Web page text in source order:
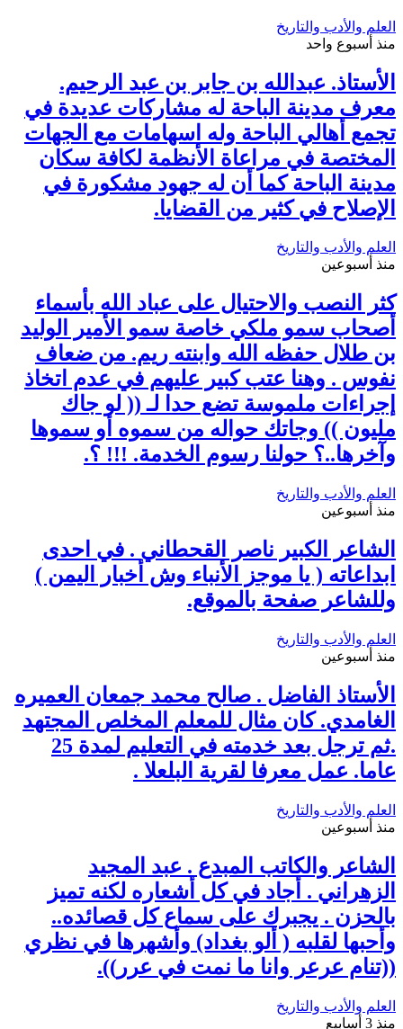
العلم والأدب والتاريخ
منذ أسبوع واحد
الأستاذ. عبدالله بن جابر بن عبد الرحيم.
معرف مدينة الباحة له مشاركات عديدة في
تجمع أهالي الباحة وله اسهامات مع الجهات
المختصة في مراعاة الأنظمة لكافة سكان
مدينة الباحة كما أن له جهود مشكورة في
الإصلاح في كثير من القضايا.
العلم والأدب والتاريخ
منذ أسبوعين
كثر النصب والاحتيال على عباد الله بأسماء
أصحاب سمو ملكي خاصة سمو الأمير الوليد
بن طلال حفظه الله وابنته ريم. من ضعاف
نفوس . وهنا عتب كبير عليهم في عدم اتخاذ
إجراءات ملموسة تضع حدا لـ (( لو جاك
مليون )) وجاتك حواله من سموه أو سموها
وآخرها..؟ حولنا رسوم الخدمة. !!! ؟.
العلم والأدب والتاريخ
منذ أسبوعين
الشاعر الكبير ناصر القحطاني . في احدى
ابداعاته ( يا موجز الأنباء وش أخبار اليمن )
وللشاعر صفحة بالموقع.
العلم والأدب والتاريخ
منذ أسبوعين
الأستاذ الفاضل . صالح محمد جمعان العميره
الغامدي. كان مثال للمعلم المخلص المجتهد
.ثم ترجل بعد خدمته في التعليم لمدة 25
عاما. عمل معرفا لقرية البلعلا .
العلم والأدب والتاريخ
منذ أسبوعين
الشاعر والكاتب المبدع . عبد المجيد
الزهراني . أجاد في كل أشعاره لكنه تميز
بالحزن . يجبرك على سماع كل قصائده..
وأحبها لقلبه ( ألو بغداد) وأشهرها في نظري
((تنام عرعر وانا ما نمت في عرر)).
العلم والأدب والتاريخ
منذ 3 أسابيع